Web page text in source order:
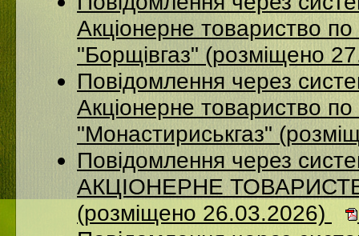
Акцiонерне товариство по
"Борщiвгаз" (розміщено
Повідомлення через
Акціонерне товариство по
"Монастириськгаз"
Повідомлення через
АКЦІОНЕРНЕ
(розміщено 26.03.2026)